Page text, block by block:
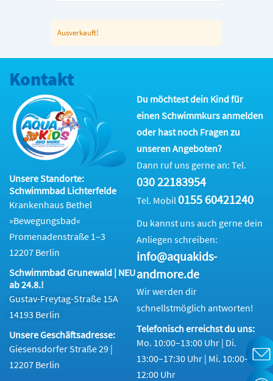
Ausverkauft!
Kontakt
Unsere Standorte:
Schwimmbad Lichterfelde
Krankenhaus Bethel
»Bewegungsbad«
Promenadenstraße 1–3
12207 Berlin
Schwimmbad Grunewald | NEU
ab 24.8.!
Gustav-Freytag-Straße 15A
14193 Berlin
Unsere Geschäftsadresse:
Giesensdorfer Straße 29 |
12207 Berlin
Du möchtest dein Kind für
einen Schwimmkurs anmelden
oder hast noch Fragen zu
unseren Angeboten?
Dann ruf uns gerne an: Tel.
030 22183954
Tel. Mobil 0155 60421240
Du kannst uns auch gerne dein
Anliegen schreiben:
info@aquakids-
andmore.de
Wir werden dir
schnellstmöglich antworten!
Telefonisch erreichst du uns:
Mo. 10:00–13:00 Uhr | Di.
13:00–17:30 Uhr | Mi. 10:00–
12:00 Uhr